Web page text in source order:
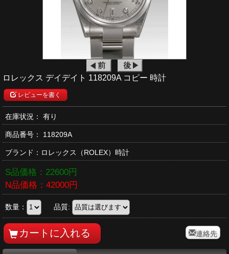
ロレックス デイデイト 118209A コピー 時計
レビューを書く
在庫状況： 有り
商品番号： 118209A
ブランド： ロレックス （ROLEX）時計
S品価格： 22600円
N品価格： 42000円
数量： 品質:
連絡先